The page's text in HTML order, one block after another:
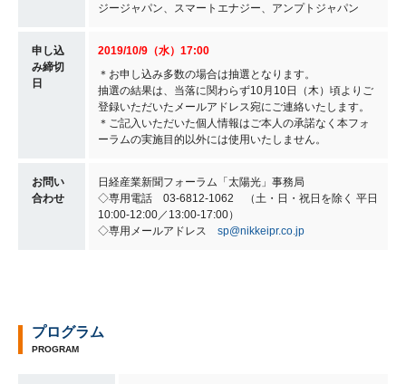
ジージャパン、スマートエナジー、アンプトジャパン
申し込
み締切
日
2019/10/9（水）17:00
＊お申し込み多数の場合は抽選となります。
抽選の結果は、当落に関わらず10月10日（木）頃よりご
登録いただいたメールアドレス宛にご連絡いたします。
＊ご記入いただいた個人情報はご本人の承諾なく本フォ
ーラムの実施目的以外には使用いたしません。
お問い
合わせ
日経産業新聞フォーラム「太陽光」事務局
◇専用電話 03-6812-1062 （土・日・祝日を除く 平日
10:00-12:00／13:00-17:00）
◇専用メールアドレス sp@nikkeipr.co.jp
プログラム
PROGRAM